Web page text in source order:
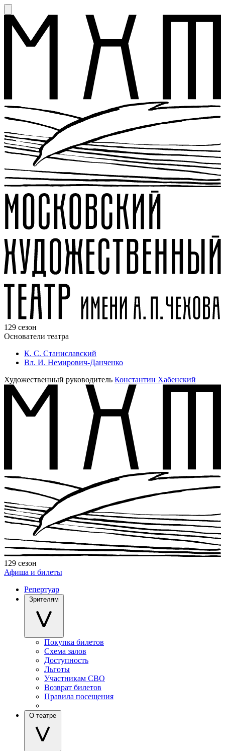
129 сезон
Основатели театра
К. С. Станиславский
Вл. И. Немирович-Данченко
Художественный руководитель Константин Хабенский
129 сезон
Афиша и билеты
Репертуар
Зрителям
Покупка билетов
Схема залов
Доступность
Льготы
Участникам СВО
Возврат билетов
Правила посещения
О театре